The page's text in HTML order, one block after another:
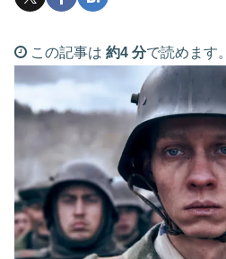
この記事は 約4 分で読めます。